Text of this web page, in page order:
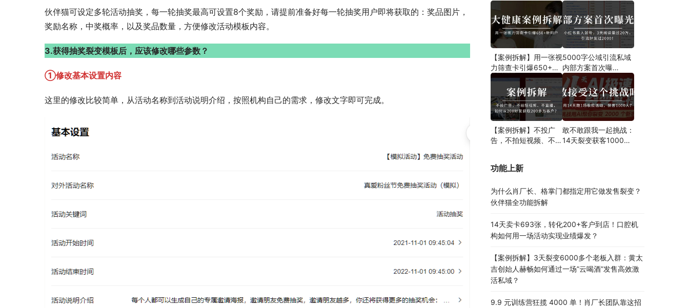
伙伴猫可设定多轮活动抽奖，每一轮抽奖最高可设置8个奖励，请提前准备好每一轮抽奖用户即将获取的：奖品图片，
奖励名称，中奖概率，以及奖品数量，方便修改活动模板内容。
3.获得抽奖裂变模板后，应该修改哪些参数？
①修改基本设置内容
这里的修改比较简单，从活动名称到活动说明介绍，按照机构自己的需求，修改文字即可完成。
新解法
【案例拆解】用一张视
力筛查卡引爆650+新
用户！大健康门诊也能
用裂变发售玩转精准引
流！
5000字公域引流私域
内部方案首次曝
光！！！案例分析、操
作步骤都有！
【案例拆解】不投广
告，不拍短视频、不直
敢不敢跟我一起挑战：
14天裂变获客1000
功能上新
为什么肖厂长、格掌门都指定用它做发售裂变？
伙伴猫全功能拆解
14天卖卡693张，转化200+客户到店！口腔机
构如何用一场活动实现业绩爆发？
【案例拆解】3天裂变6000多个老板入群：黄太
吉创始人赫畅如何通过一场”云喝酒”发售高效激
活私域？
9.9 元训练营狂揽 4000 单！肖厂长团队靠这招